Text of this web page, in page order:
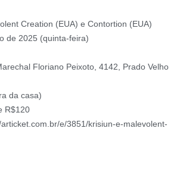
Creation (EUA) e Contortion (EUA)
de 2025 (quinta-feira)
Floriano Peixoto, 4142, Prado Velho
da casa)
R$120
e/3851/krisiun-e-malevolent-